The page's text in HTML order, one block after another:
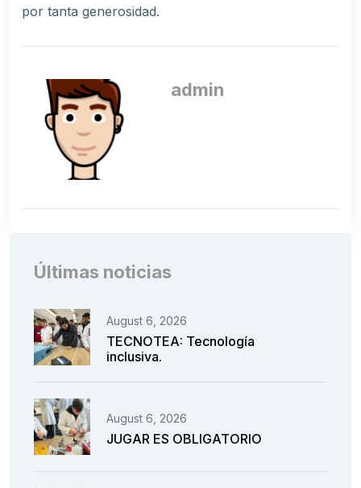
por tanta generosidad.
admin
Últimas noticias
August 6, 2026
TECNOTEA: Tecnología
inclusiva.
August 6, 2026
JUGAR ES OBLIGATORIO